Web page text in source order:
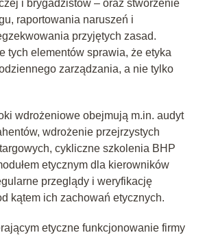
i brygadzistów – oraz stworzenie
raportowania naruszeń i
przyjętych zasad.
tych elementów sprawia, że etyka
zarządzania, a nie tylko
wdrożeniowe obejmują m.in. audyt
wdrożenie przejrzystych
cykliczne szkolenia BHP
etycznym dla kierowników
przeglądy i weryfikację
kątem ich zachowań etycznych.
etyczne funkcjonowanie firmy